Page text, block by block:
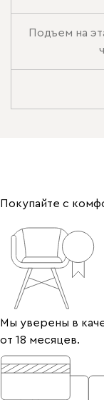
Подъем на
Покупайте с
Мы уверены в
от 18 месяцев.